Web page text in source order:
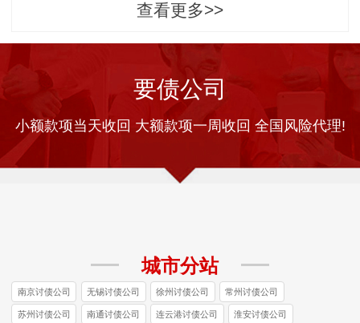
查看更多>>
要债公司
小额款项当天收回 大额款项一周收回 全国风险代理!
城市分站
南京讨债公司 无锡讨债公司 徐州讨债公司 常州讨债公司
苏州讨债公司 南通讨债公司 连云港讨债公司 淮安讨债公司